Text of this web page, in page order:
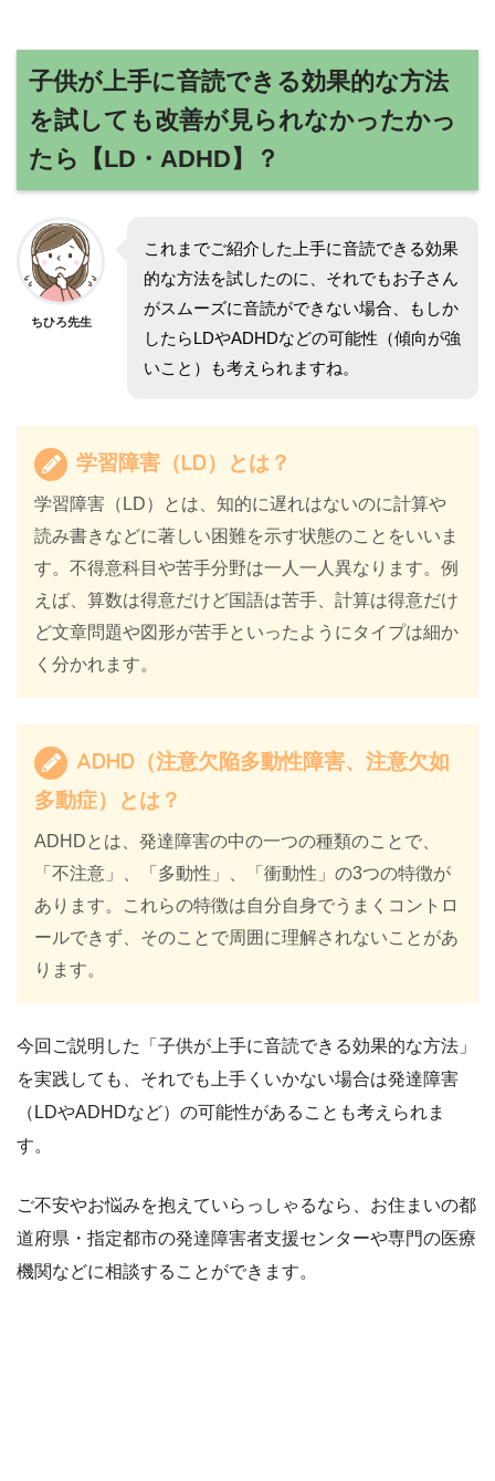
子供が上手に音読できる効果的な方法
を試しても改善が見られなかったかっ
たら【LD・ADHD】？
ちひろ先生
これまでご紹介した上手に音読できる効果
的な方法を試したのに、それでもお子さん
がスムーズに音読ができない場合、もしか
したらLDやADHDなどの可能性（傾向が強
いこと）も考えられますね。
学習障害（LD）とは？
学習障害（LD）とは、知的に遅れはないのに計算や
読み書きなどに著しい困難を示す状態のことをいいま
す。不得意科目や苦手分野は一人一人異なります。例
えば、算数は得意だけど国語は苦手、計算は得意だけ
ど文章問題や図形が苦手といったようにタイプは細か
く分かれます。
ADHD（注意欠陥多動性障害、注意欠如
多動症）とは？
ADHDとは、発達障害の中の一つの種類のことで、
「不注意」、「多動性」、「衝動性」の3つの特徴が
あります。これらの特徴は自分自身でうまくコントロ
ールできず、そのことで周囲に理解されないことがあ
ります。
今回ご説明した「子供が上手に音読できる効果的な方法」
を実践しても、それでも上手くいかない場合は発達障害
（LDやADHDなど）の可能性があることも考えられま
す。
ご不安やお悩みを抱えていらっしゃるなら、お住まいの都
道府県・指定都市の発達障害者支援センターや専門の医療
機関などに相談することができます。